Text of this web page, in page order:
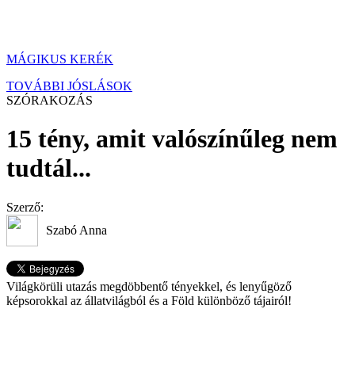
MÁGIKUS KERÉK
TOVÁBBI JÓSLÁSOK
SZÓRAKOZÁS
15 tény, amit valószínűleg nem
tudtál...
Szerző:
Szabó Anna
Világkörüli utazás megdöbbentő tényekkel, és lenyűgöző
képsorokkal az állatvilágból és a Föld különböző tájairól!